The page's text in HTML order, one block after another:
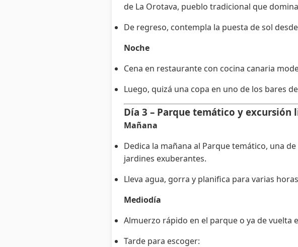
de La Orotava, pueblo tradicional que
De regreso, contempla la puesta de sol
Noche
Cena en restaurante con cocina canaria
Luego, quizá una copa en uno de los bares
Día 3 – Parque temático y excursión
Mañana
Dedica la mañana al Parque temático, una
jardines exuberantes.
Lleva agua, gorra y planifica para varias
Mediodía
Almuerzo rápido en el parque o ya de vuelta
Tarde para escoger: